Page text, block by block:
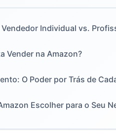
Individual vs.
Vender na Amazon?
O Poder por Trás de
Escolher para o Seu